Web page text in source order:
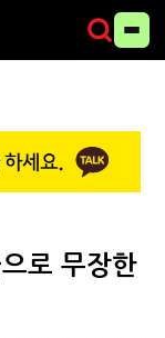
로 무장한